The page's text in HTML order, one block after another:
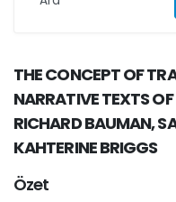
THE CONCEPT OF
NARRATIVE TEXTS
RICHARD BAUMAN,
KAHTERINE BRIGGS
Özet